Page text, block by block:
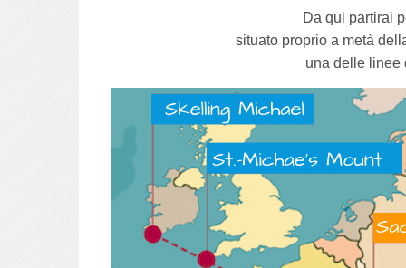
Da qui partirai
situato proprio a metà
una delle linee